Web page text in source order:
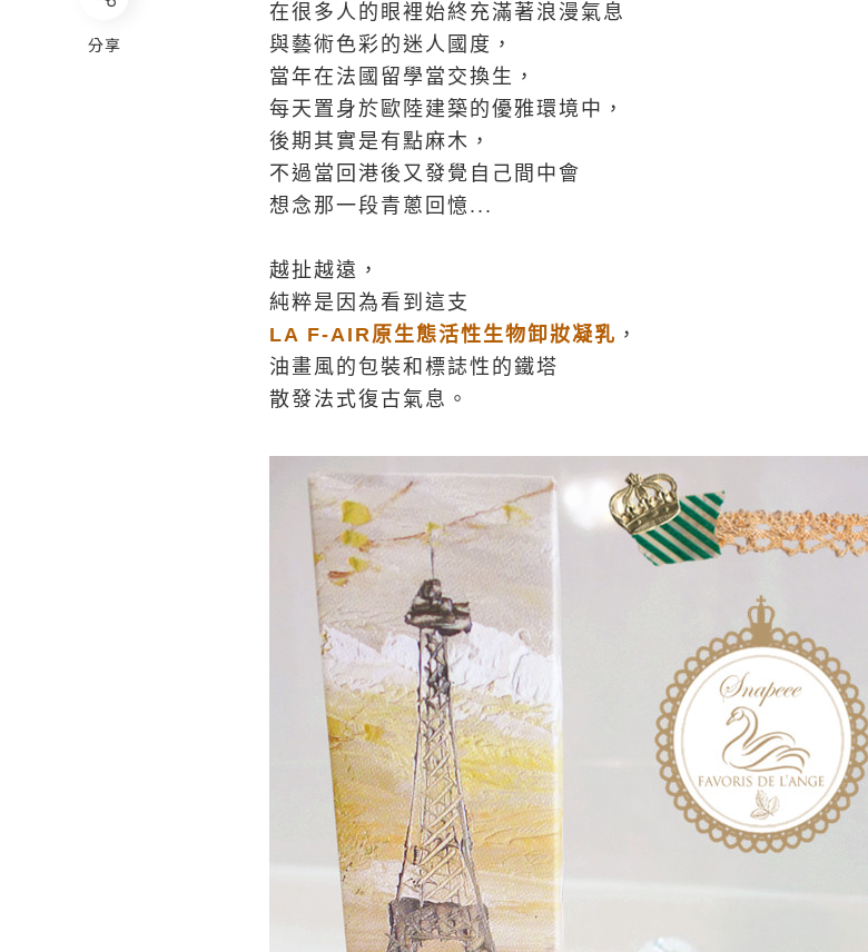
分享
在很多人的眼裡始終充滿著浪漫氣息
與藝術色彩的迷人國度，
當年在法國留學當交換生，
每天置身於歐陸建築的優雅環境中，
後期其實是有點麻木，
不過當回港後又發覺自己間中會
想念那一段青蔥回憶...
越扯越遠，
純粹是因為看到這支
LA F-AIR原生態活性生物卸妝凝乳 ，
油畫風的包裝和標誌性的鐵塔
散發法式復古氣息。